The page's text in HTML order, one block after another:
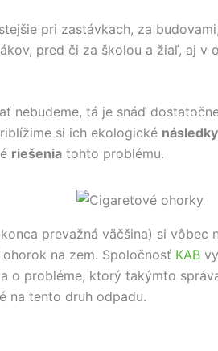
pri zastávkach, za
pred či za školou a žiaľ, aj
nebudeme, tá je snáď
si ich ekologické
riešenia tohto problému.
prevažná väčšina) si vôbec
na zem. Spoločnosť KAB
o probléme, ktorý takýmto
na tento druh odpadu.